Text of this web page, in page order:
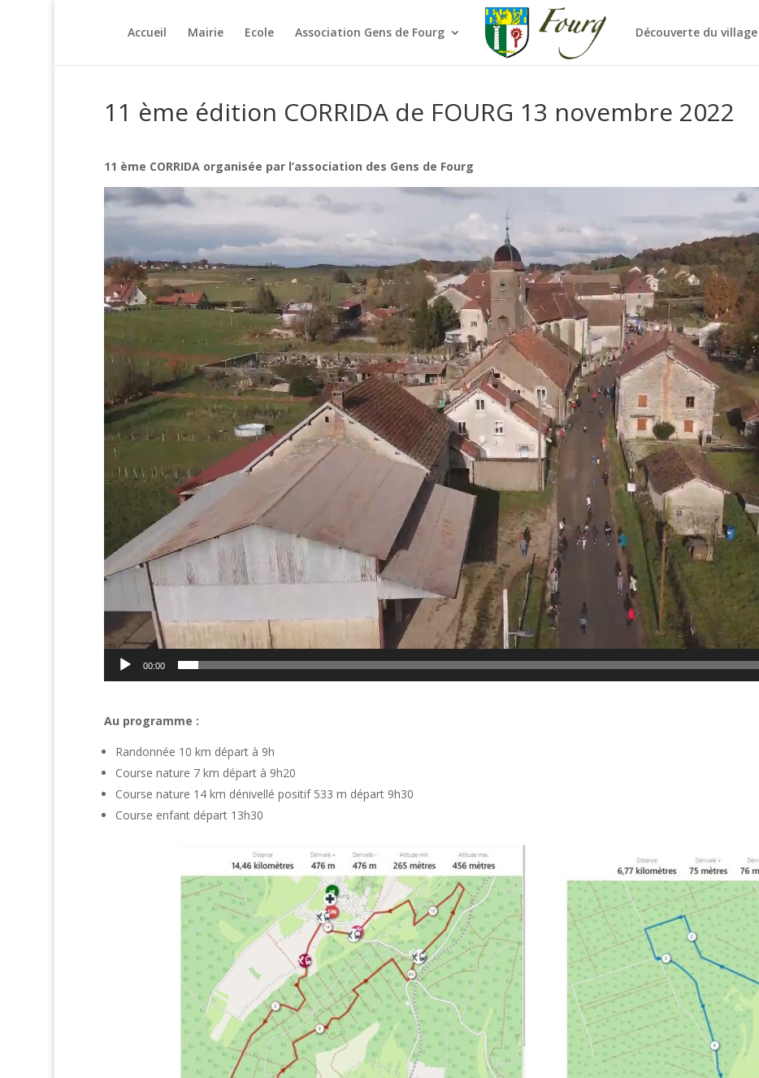
Accueil Mairie Ecole Association Gens de Fourg Découverte du village
11 ème édition CORRIDA de FOURG 13 novembre 2022
11 ème CORRIDA organisée par l’association des Gens de Fourg
Lecteur
vidéo
00:00
Au programme :
Randonnée 10 km départ à 9h
Course nature 7 km départ à 9h20
Course nature 14 km dénivellé positif 533 m départ 9h30
Course enfant départ 13h30